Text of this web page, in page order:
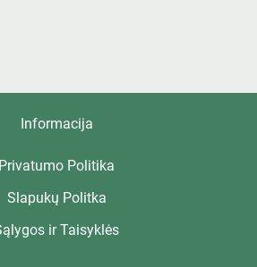
Informacija
Privatumo Politika
Slapukų Politka
ir Taisyklės